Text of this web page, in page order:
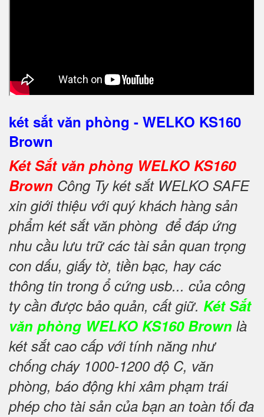
két sắt văn phòng - WELKO KS160
Brown
Két Sắt văn phòng WELKO KS160
Brown Công Ty két sắt WELKO SAFE
xin giới thiệu với quý khách hàng sản
phẩm két sắt văn phòng để đáp ứng
nhu cầu lưu trữ các tài sản quan trọng
con dấu, giấy tờ, tiền bạc, hay các
thông tin trong ổ cứng usb... của công
ty cần được bảo quản, cất giữ. Két Sắt
văn phòng WELKO KS160 Brown là
két sắt cao cấp với tính năng như
chống cháy 1000-1200 độ C, văn
phòng, báo động khi xâm phạm trái
phép cho tài sản của bạn an toàn tối đa